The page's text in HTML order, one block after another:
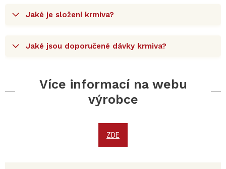
Jaké je složení krmiva?
Jaké jsou doporučené dávky krmiva?
Více informací na webu
výrobce
ZDE